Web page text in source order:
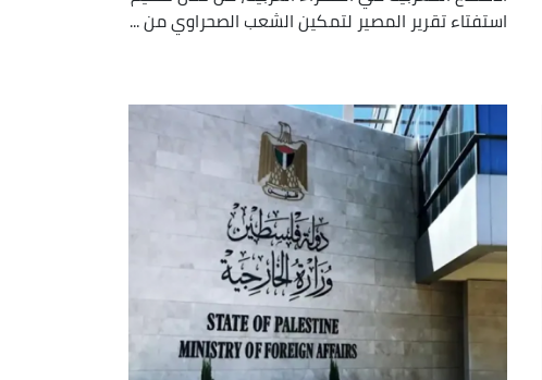
استفتاء تقرير المصير لتمكين الشعب الصحراوي من ...